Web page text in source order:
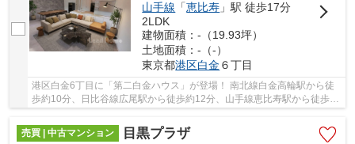
山手線 「恵比寿 」駅 徒歩17分
2LDK
建物面積：-（19.93坪）
土地面積：-（-）
東京都港区白金 ６丁目
港区白金6丁目に「第二白金ハウス」が登場！ 南北線白金高輪駅から徒
歩約10分、日比谷線広尾駅から徒歩約12分、山手線恵比寿駅から徒歩約
売買 | 中古マンション
目黒プラザ